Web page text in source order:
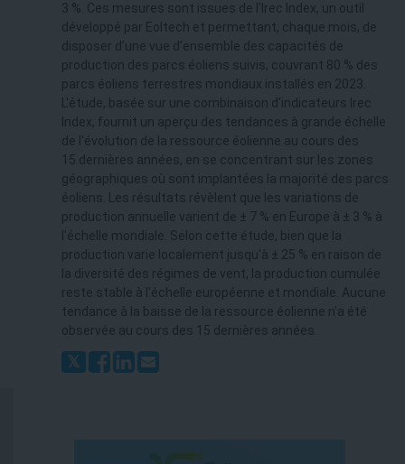
3 %. Ces mesures sont issues de l’Irec Index, un outil
développé par Eoltech et permettant, chaque mois, de
disposer d’une vue d’ensemble des capacités de
production des parcs éoliens suivis, couvrant 80 % des
parcs éoliens terrestres mondiaux installés en 2023.
L'étude, basée sur une combinaison d'indicateurs Irec
Index, fournit un aperçu des tendances à grande échelle
de l'évolution de la ressource éolienne au cours des
15 dernières années, en se concentrant sur les zones
géographiques où sont implantées la majorité des parcs
éoliens. Les résultats révèlent que les variations de
production annuelle varient de ± 7 % en Europe à ± 3 % à
l'échelle mondiale. Selon cette étude, bien que la
production varie localement jusqu'à ± 25 % en raison de
la diversité des régimes de vent, la production cumulée
reste stable à l'échelle européenne et mondiale. Aucune
tendance à la baisse de la ressource éolienne n'a été
observée au cours des 15 dernières années.